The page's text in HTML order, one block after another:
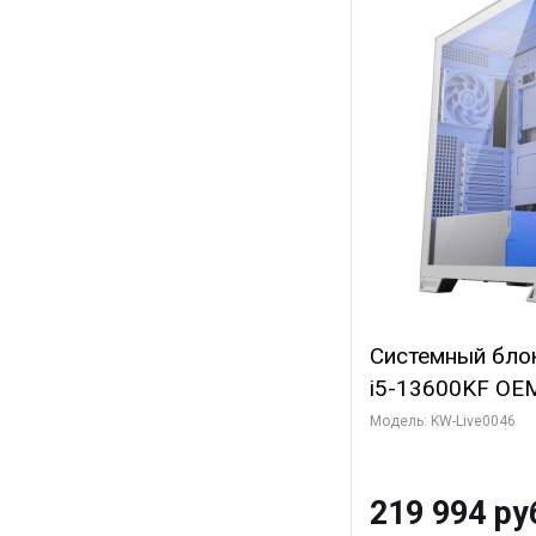
Системный
i5-13600KF
7, C14 8EC/
SSD)
Модель: KW-Live0046
219 994